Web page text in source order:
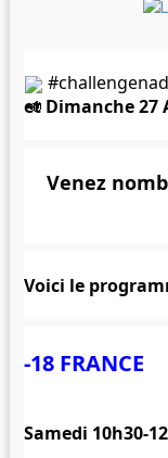
et Dimanche 27
Venez
Voici le
-18 FRANCE
Samedi 10h30-